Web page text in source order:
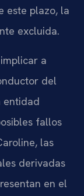
este plazo, la
excluida.
a
del
entidad
fallos
las
derivadas
en el